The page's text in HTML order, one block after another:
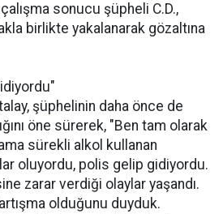
sonucu şüpheli C.D.,
birlikte yakalanarak gözaltına
şüphelinin daha önce de
öne sürerek, "Ben tam olarak
sürekli alkol kullanan
oluyordu, polis gelip gidiyordu.
zarar verdiği olaylar yaşandı.
olduğunu duyduk.